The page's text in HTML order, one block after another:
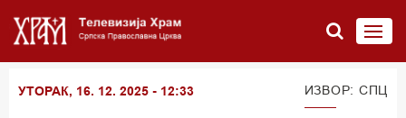
УТОРАК, 16. 12. 2025 - 12:33 ИЗВОР: СПЦ